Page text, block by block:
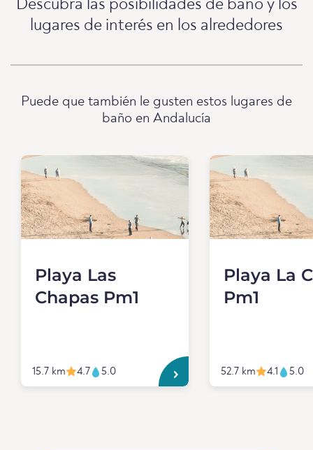
Descubra las posibilidades de baño y los
lugares de interés en los alrededores
Puede que también le gusten estos lugares de
baño en Andalucía
Playa Las
Chapas Pm1
15.7 km 4.7 5.0
Playa La
Pm1
52.7 km 4.1 5.0